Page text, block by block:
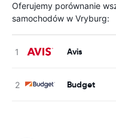
Oferujemy porównanie
samochodów w Vryburg:
Avis
Budget